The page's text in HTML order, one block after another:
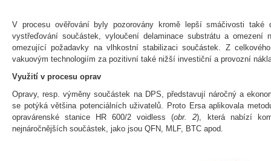
V procesu ověřování byly pozorovány kromě lepší smáčivosti také
vystřeďování součástek, vyloučení delaminace substrátu a omezení
omezující požadavky na vlhkostní stabilizaci součástek. Z
vakuovým technologiím za pozitivní také nižší investiční a provozní
Využití v procesu oprav
Opravy, resp. výměny součástek na DPS, představují náročný a
se potýká většina potenciálních uživatelů. Proto Ersa aplikovala
opravárenské stanice HR 600/2 voidless (obr. 2), která nabízí
nejnáročnějších součástek, jako jsou QFN, MLF, BTC apod.